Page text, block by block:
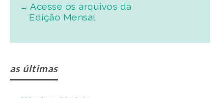
Acesse os arquivos da
Edição Mensal
as últimas